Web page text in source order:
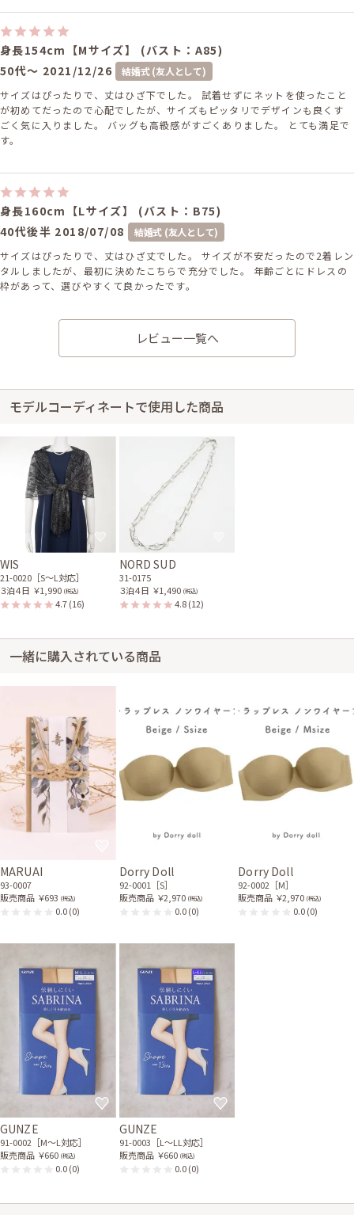
身長154cm【Mサイズ】 (バスト：A85)
50代～ 2021/12/26
結婚式 (友人として)
サイズはぴったりで、丈はひざ下でした。 試着せずにネットを使ったこと
が初めてだったので心配でしたが、サイズもピッタリでデザインも良くす
ごく気に入りました。 バッグも高級感がすごくありました。 とても満足で
す。
身長160cm【Lサイズ】 (バスト：B75)
40代後半 2018/07/08
結婚式 (友人として)
サイズはぴったりで、丈はひざ丈でした。 サイズが不安だったので2着レン
タルしましたが、最初に決めたこちらで充分でした。 年齢ごとにドレスの
枠があって、選びやすくて良かったです。
ネイビーのラッフルスリー
身長160cm【Mサイズ】 (バスト:A70)
50代～2016/11/06
結婚式 (友人として)
サイズはやや小さく、丈はひざ丈でした。 レンタルという事で着まわしの
印象があり、品質は…と、どうなのかと思ったが、新品のようで、汚さない
ように逆に気を使いましたが、又、機会があれば利用したいと思いまし
レビュー一覧へ
モデルコーディネートで使用した商品
WIS
21-0020［S〜L対応］
３泊４日 ￥1,990 (税込)
4.7(16)
NORD SUD
31-0175
３泊４日 ￥1,490 (税込)
4.8(12)
一緒に購入されている商品
MARUAI
93-0007
販売商品 ￥693 (税込)
0.0(0)
Dorry Doll
92-0001［S］
販売商品 ￥2,970 (税込)
0.0(0)
Dorry Doll
92-0002［M］
販売商品 ￥2,970 (税込)
0.0(0)
GUNZE
91-0002［M〜L対応］
販売商品 ￥660 (税込)
0.0(0)
GUNZE
91-0003［L〜LL対応］
販売商品 ￥660 (税込)
0.0(0)